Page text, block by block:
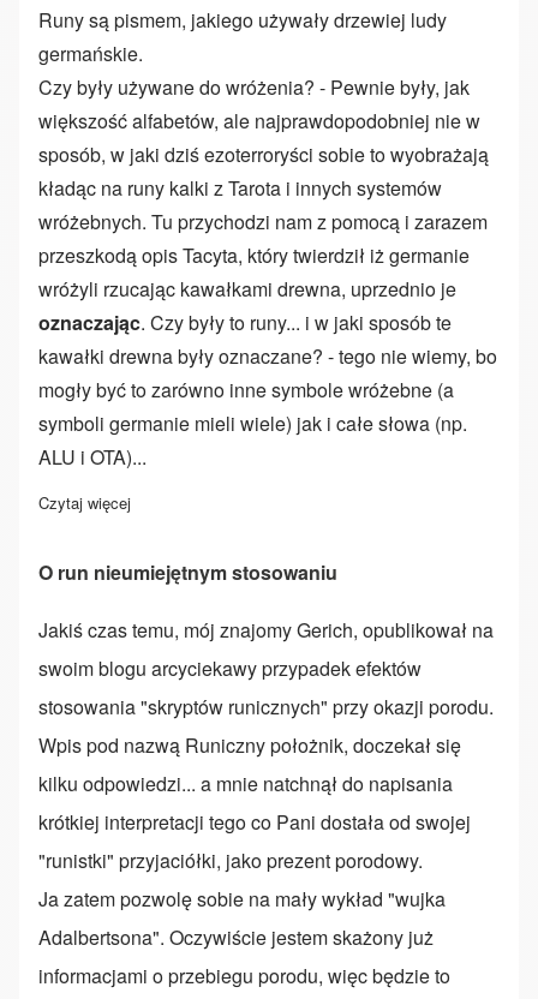
Runy są pismem, jakiego używały drzewiej ludy
germańskie.
Czy były używane do wróżenia? - Pewnie były, jak
większość alfabetów, ale najprawdopodobniej nie w
sposób, w jaki dziś ezoterroryści sobie to wyobrażają
kładąc na runy kalki z Tarota i innych systemów
wróżebnych. Tu przychodzi nam z pomocą i zarazem
przeszkodą opis Tacyta, który twierdził iż germanie
wróżyli rzucając kawałkami drewna, uprzednio je
oznaczając. Czy były to runy... i w jaki sposób te
kawałki drewna były oznaczane? - tego nie wiemy, bo
mogły być to zarówno inne symbole wróżebne (a
symboli germanie mieli wiele) jak i całe słowa (np.
ALU i OTA)...
Czytaj więcej
O run nieumiejętnym stosowaniu
Jakiś czas temu, mój znajomy Gerich, opublikował na
swoim blogu arcyciekawy przypadek efektów
stosowania "skryptów runicznych" przy okazji porodu.
Wpis pod nazwą Runiczny położnik, doczekał się
kilku odpowiedzi... a mnie natchnął do napisania
krótkiej interpretacji tego co Pani dostała od swojej
"runistki" przyjaciółki, jako prezent porodowy.
Ja zatem pozwolę sobie na mały wykład "wujka
Adalbertsona". Oczywiście jestem skażony już
informacjami o przebiegu porodu, więc będzie to